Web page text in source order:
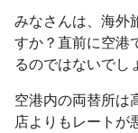
みなさんは、海外
すか？直前に空港
るのではないでし
空港内の両替所は
店よりもレートが